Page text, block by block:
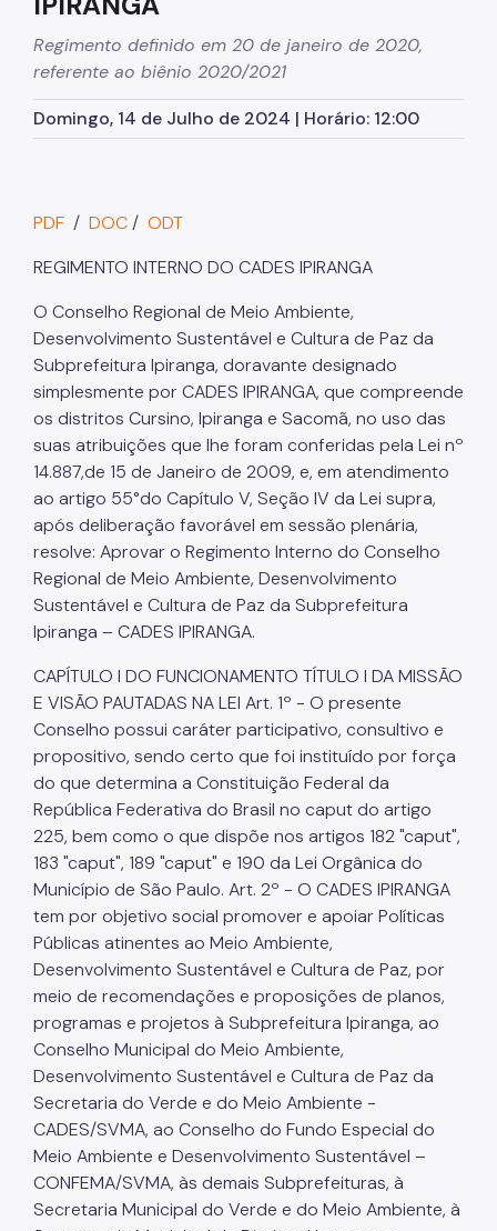
SP Mais Fácil
Zeladoria Urbana
Cata-Bagulho
Termo de Cooperação
Comitês de Usuários de Praças
Quadro de Serviços
Regimento definido em 20 de janeiro de 2020,
referente ao biênio 2020/2021
Domingo, 14 de Julho de 2024 | Horário: 12:00
PDF / DOC / ODT
REGIMENTO INTERNO DO CADES IPIRANGA
O Conselho Regional de Meio Ambiente,
Desenvolvimento Sustentável e Cultura de Paz da
Subprefeitura Ipiranga, doravante designado
simplesmente por CADES IPIRANGA, que compreende
os distritos Cursino, Ipiranga e Sacomã, no uso das
suas atribuições que lhe foram conferidas pela Lei nº
14.887,de 15 de Janeiro de 2009, e, em atendimento
ao artigo 55°do Capítulo V, Seção IV da Lei supra,
após deliberação favorável em sessão plenária,
resolve: Aprovar o Regimento Interno do Conselho
Regional de Meio Ambiente, Desenvolvimento
Sustentável e Cultura de Paz da Subprefeitura
Ipiranga – CADES IPIRANGA.
CAPÍTULO I DO FUNCIONAMENTO TÍTULO I DA MISSÃO
E VISÃO PAUTADAS NA LEI Art. 1º - O presente
Conselho possui caráter participativo, consultivo e
propositivo, sendo certo que foi instituído por força
do que determina a Constituição Federal da
República Federativa do Brasil no caput do artigo
225, bem como o que dispõe nos artigos 182 "caput",
183 "caput", 189 "caput" e 190 da Lei Orgânica do
Município de São Paulo. Art. 2º - O CADES IPIRANGA
tem por objetivo social promover e apoiar Políticas
Públicas atinentes ao Meio Ambiente,
Desenvolvimento Sustentável e Cultura de Paz, por
meio de recomendações e proposições de planos,
programas e projetos à Subprefeitura Ipiranga, ao
Conselho Municipal do Meio Ambiente,
Desenvolvimento Sustentável e Cultura de Paz da
Secretaria do Verde e do Meio Ambiente -
CADES/SVMA, ao Conselho do Fundo Especial do
Meio Ambiente e Desenvolvimento Sustentável –
CONFEMA/SVMA, às demais Subprefeituras, à
Secretaria Municipal do Verde e do Meio Ambiente, à